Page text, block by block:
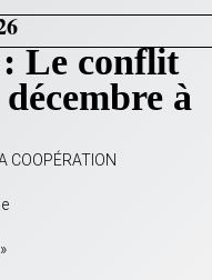
Le conflit
à
COOPÉRATION